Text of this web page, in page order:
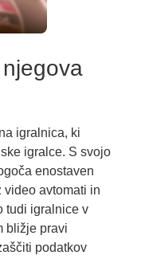
igralnica, ki
igralce. S svojo
enostaven
video avtomati in
tudi igralnice v
bližje pravi
podatkov